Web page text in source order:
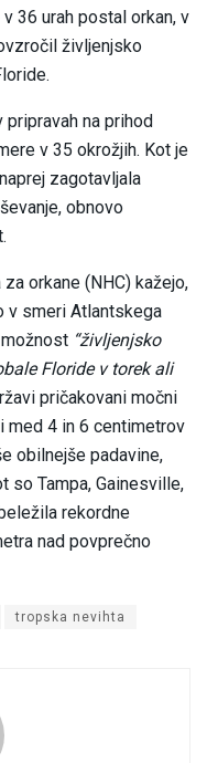
36 urah postal orkan, v
življenjsko
pripravah na prihod
v 35 okrožjih. Kot je
zagotavljala
obnovo
orkane (NHC) kažejo,
v smeri Atlantskega
“življenjsko
Floride v torek ali
pričakovani močni
med 4 in 6 centimetrov
obilnejše padavine,
so Tampa, Gainesville,
rekordne
nad povprečno
tropska nevihta